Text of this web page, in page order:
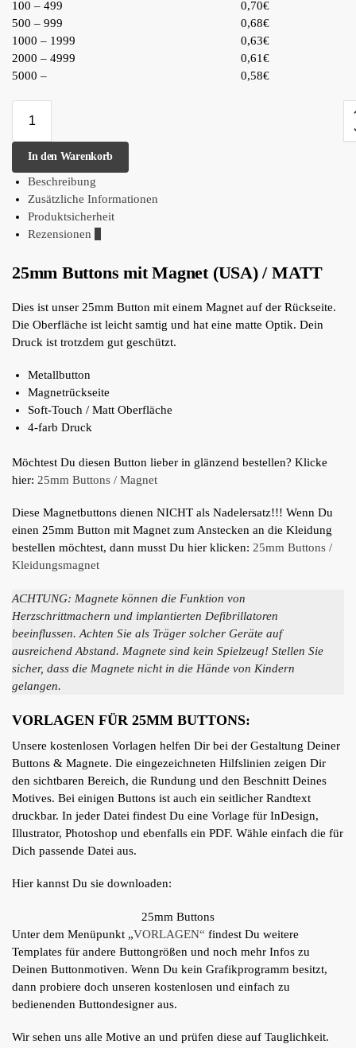
100 – 499
0,70€
500 – 999
0,68€
1000 – 1999
0,63€
2000 – 4999
0,61€
5000 –
0,58€
In den Warenkorb
Beschreibung
Zusätzliche Informationen
Produktsicherheit
Rezensionen
25mm Buttons mit Magnet (USA) / MATT
Dies ist unser 25mm Button mit einem Magnet auf der Rückseite.
Die Oberfläche ist leicht samtig und hat eine matte Optik. Dein
Druck ist trotzdem gut geschützt.
Metallbutton
Magnetrückseite
Soft-Touch / Matt Oberfläche
4-farb Druck
Möchtest Du diesen Button lieber in glänzend bestellen? Klicke
hier: 25mm Buttons / Magnet
Diese Magnetbuttons dienen NICHT als Nadelersatz!!! Wenn Du
einen 25mm Button mit Magnet zum Anstecken an die Kleidung
bestellen möchtest, dann musst Du hier klicken: 25mm Buttons /
Kleidungsmagnet
ACHTUNG: Magnete können die Funktion von
Herzschrittmachern und implantierten Defibrillatoren
beeinflussen. Achten Sie als Träger solcher Geräte auf
ausreichend Abstand. Magnete sind kein Spielzeug! Stellen Sie
sicher, dass die Magnete nicht in die Hände von Kindern
gelangen.
VORLAGEN FÜR 25MM BUTTONS:
Unsere kostenlosen Vorlagen helfen Dir bei der Gestaltung Deiner
Buttons & Magnete. Die eingezeichneten Hilfslinien zeigen Dir
den sichtbaren Bereich, die Rundung und den Beschnitt Deines
Motives. Bei einigen Buttons ist auch ein seitlicher Randtext
druckbar. In jeder Datei findest Du eine Vorlage für InDesign,
Illustrator, Photoshop und ebenfalls ein PDF. Wähle einfach die für
Dich passende Datei aus.
Hier kannst Du sie downloaden:
25mm Buttons
Unter dem Menüpunkt „VORLAGEN“ findest Du weitere
Templates für andere Buttongrößen und noch mehr Infos zu
Deinen Buttonmotiven. Wenn Du kein Grafikprogramm besitzt,
dann probiere doch unseren kostenlosen und einfach zu
bedienenden Buttondesigner aus.
Wir sehen uns alle Motive an und prüfen diese auf Tauglichkeit.